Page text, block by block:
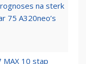
na sterk
75 A320neo’s
MAX 10 stap